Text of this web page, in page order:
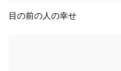
目の前の人の幸せ